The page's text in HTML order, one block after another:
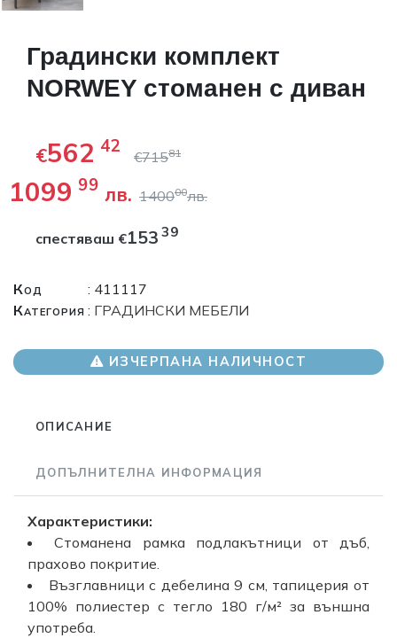
Градински комплект
NORWEY стоманен с диван
€562 42
€71581
1099 99 лв. 140000лв.
спестяваш €153 39
Код
: 411117
Категория : ГРАДИНСКИ МЕБЕЛИ
ИЗЧЕРПАНА НАЛИЧНОСТ
ОПИСАНИЕ
ДОПЪЛНИТЕЛНА ИНФОРМАЦИЯ
Характеристики:
Стоманена рамка подлакътници от дъб,
прахово покритие.
Възглавници с дебелина 9 см, тапицерия от
100% полиестер с тегло 180 г/м² за външна
употреба.